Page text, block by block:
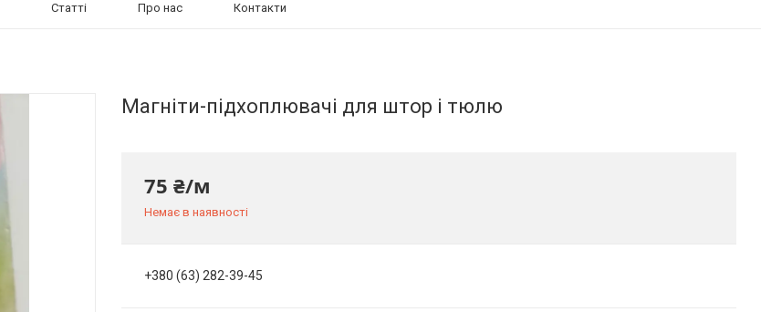
Статті Про нас Контакти
Магніти-підхоплювачі для штор і тюлю
75 ₴/м
Немає в наявності
+380 (63) 282-39-45